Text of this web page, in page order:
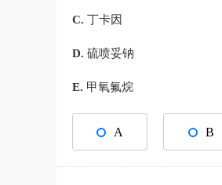
C. 丁卡因
D. 硫喷妥钠
E. 甲氧氟烷
A B